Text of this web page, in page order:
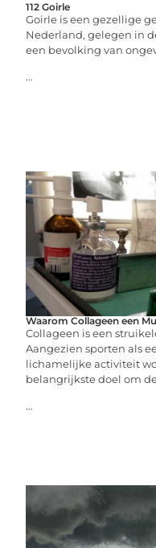
112 Goirle
Goirle is een gezellige
Nederland, gelegen in
een bevolking van
...
Waarom Collageen een
Collageen is een
Aangezien sporten als
lichamelijke activiteit
belangrijkste doel om
...